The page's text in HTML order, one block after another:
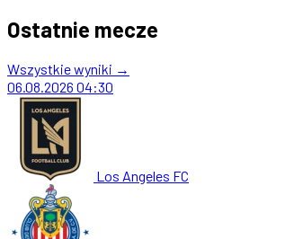
Ostatnie mecze
Wszystkie wyniki →
06.08.2026 04:30
Los Angeles FC